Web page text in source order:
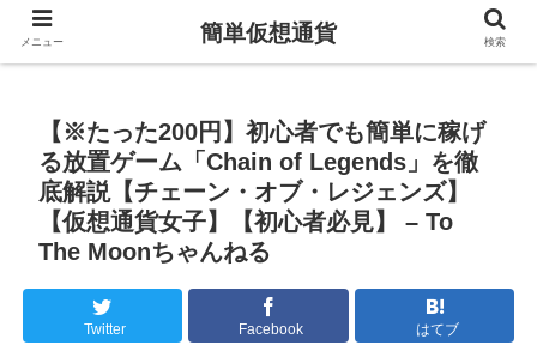
【※たった200円】初心者でも簡単に稼げ
る放置ゲーム「Chain of Legends」を徹
底解説【チェーン・オブ・レジェンズ】
【仮想通貨女子】【初心者必見】 – To
The Moonちゃんねる
Twitter Facebook はてブ
メニュー 簡単仮想通貨 検索